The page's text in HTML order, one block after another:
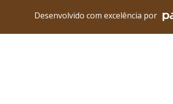
Desenvolvido com excelência por